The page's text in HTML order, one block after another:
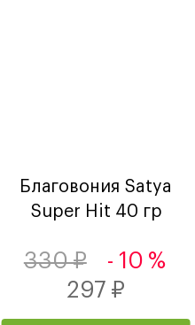
Благовония Satya
Super Hit 40 гр
330 ₽
- 10 %
297 ₽